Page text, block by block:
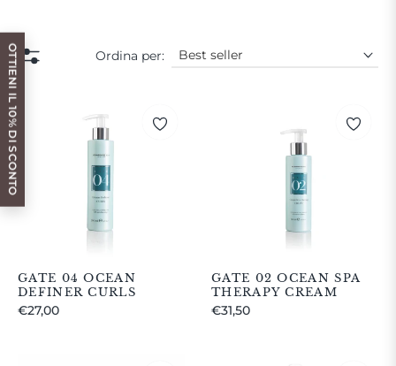
Ordina per:
GATE 04 OCEAN
DEFINER CURLS
Prezzo
€27,00
GATE 02 OCEAN SPA
THERAPY CREAM
Prezzo
€31,50
OTTIENI IL 10% DI SCONTO